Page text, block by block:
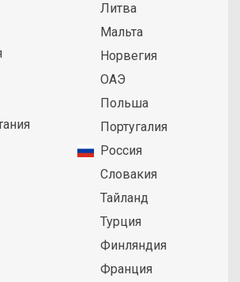
Литва
Мальта
Норвегия
ОАЭ
Польша
Португалия
Россия
Словакия
Тайланд
Турция
Финляндия
Франция